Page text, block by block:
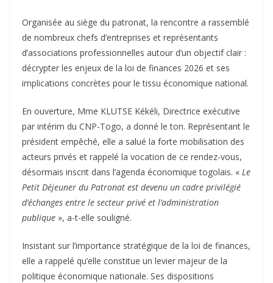
Organisée au siège du patronat, la rencontre a rassemblé
de nombreux chefs d’entreprises et représentants
d’associations professionnelles autour d’un objectif clair :
décrypter les enjeux de la loi de finances 2026 et ses
implications concrètes pour le tissu économique national.
En ouverture, Mme KLUTSE Kékéli, Directrice exécutive
par intérim du CNP-Togo, a donné le ton. Représentant le
président empêché, elle a salué la forte mobilisation des
acteurs privés et rappelé la vocation de ce rendez-vous,
désormais inscrit dans l’agenda économique togolais. « Le
Petit Déjeuner du Patronat est devenu un cadre privilégié
d’échanges entre le secteur privé et l’administration
publique », a-t-elle souligné.
Insistant sur l’importance stratégique de la loi de finances,
elle a rappelé qu’elle constitue un levier majeur de la
politique économique nationale. Ses dispositions